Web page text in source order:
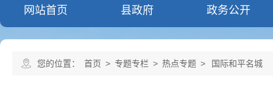
网站首页 县政府 政务公开
您的位置： 首页 > 专题专栏 > 热点专题 > 国际和平名城